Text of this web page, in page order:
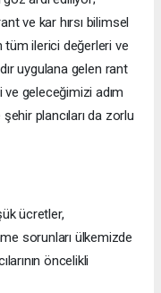
ve kar hırsı bilimsel
tüm ilerici değerleri ve
uygulana gelen rant
geleceğimizi adım
plancıları da zorlu
ücretler,
sorunları ülkemizde
öncelikli